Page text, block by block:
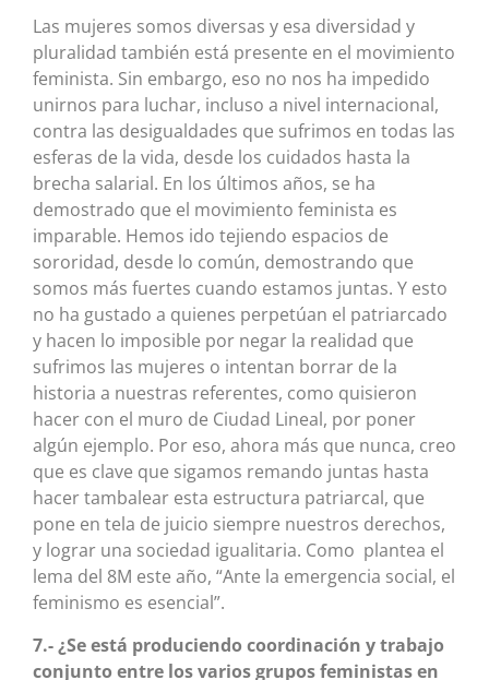
Las mujeres somos diversas y esa diversidad y
pluralidad también está presente en el movimiento
feminista. Sin embargo, eso no nos ha impedido
unirnos para luchar, incluso a nivel internacional,
contra las desigualdades que sufrimos en todas las
esferas de la vida, desde los cuidados hasta la
brecha salarial. En los últimos años, se ha
demostrado que el movimiento feminista es
imparable. Hemos ido tejiendo espacios de
sororidad, desde lo común, demostrando que
somos más fuertes cuando estamos juntas. Y esto
no ha gustado a quienes perpetúan el patriarcado
y hacen lo imposible por negar la realidad que
sufrimos las mujeres o intentan borrar de la
historia a nuestras referentes, como quisieron
hacer con el muro de Ciudad Lineal, por poner
algún ejemplo. Por eso, ahora más que nunca, creo
que es clave que sigamos remando juntas hasta
hacer tambalear esta estructura patriarcal, que
pone en tela de juicio siempre nuestros derechos,
y lograr una sociedad igualitaria. Como plantea el
lema del 8M este año, “Ante la emergencia social, el
feminismo es esencial”.
7.- ¿Se está produciendo coordinación y trabajo
conjunto entre los varios grupos feministas en